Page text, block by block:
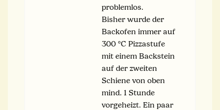
problemlos.
Bisher wurde der
Backofen immer auf
300 °C Pizzastufe
mit einem Backstein
auf der zweiten
Schiene von oben
mind. 1 Stunde
vorgeheizt. Ein paar